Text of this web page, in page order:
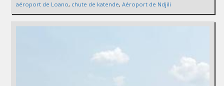
aéroport de Loano, chute de katende, Aéroport de Ndjili